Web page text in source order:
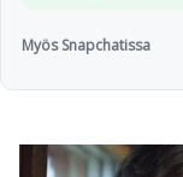
Myös Snapchatissa